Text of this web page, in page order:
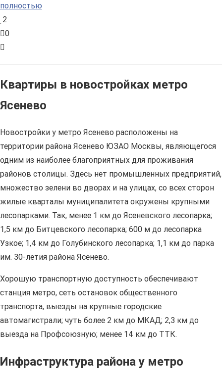
полностью
2
0
Квартиры в новостройках метро
Ясенево
Новостройки у метро Ясенево расположены на
территории района Ясенево ЮЗАО Москвы, являющегося
одним из наиболее благоприятных для проживания
районов столицы. Здесь нет промышленных предприятий,
множество зелени во дворах и на улицах, со всех сторон
жилые кварталы муниципалитета окружены крупными
лесопарками. Так, менее 1 км до Ясеневского лесопарка;
1,5 км до Битцевского лесопарка; 600 м до лесопарка
Узкое; 1,4 км до Голубинского лесопарка; 1,1 км до парка
им. 30-летия района Ясенево.
Хорошую транспортную доступность обеспечивают
станция метро, сеть остановок общественного
транспорта, выезды на крупные городские
автомагистрали; чуть более 2 км до МКАД; 2,3 км до
выезда на Профсоюзную; менее 14 км до ТТК.
Инфраструктура района у метро